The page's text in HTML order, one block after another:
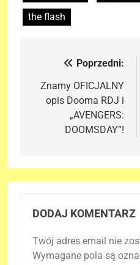
the flash
Nawigacja
wpisu
Poprzedni:
Znamy OFICJALNY
opis Dooma RDJ i
„AVENGERS:
DOOMSDAY”!
DODAJ KOMENTARZ
Twój adres email nie
Wymagane pola są